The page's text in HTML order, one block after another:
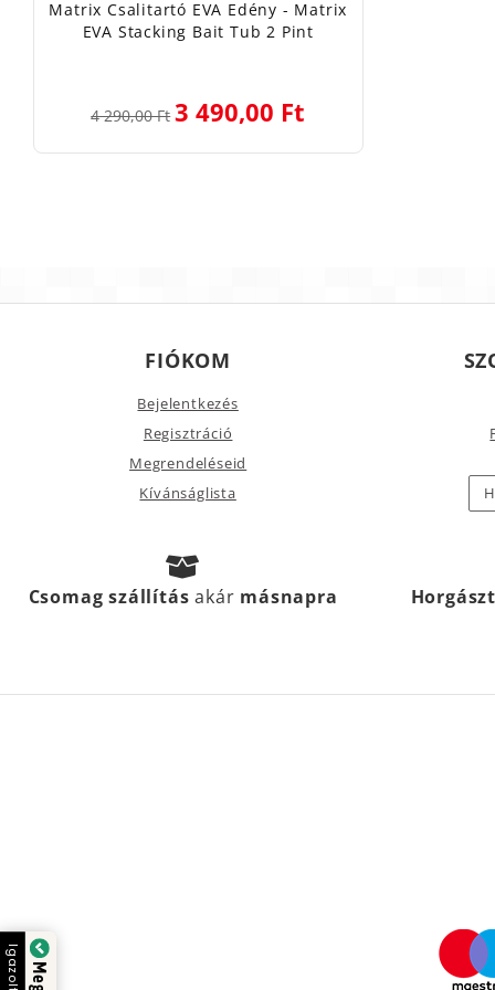
Matrix Csalitartó EVA Edény - Matrix
EVA Stacking Bait Tub 2 Pint
4 290,00 Ft 3 490,00 Ft
FIÓKOM
Bejelentkezés
Regisztráció
Megrendeléseid
Kívánságlista
Csomag szállításakár másnapra